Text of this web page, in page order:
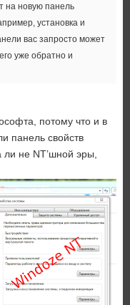
на новую панель
установка и
вас запросто может
уже обратно и
потому что и в
панель свойств
не NT’шной эры,